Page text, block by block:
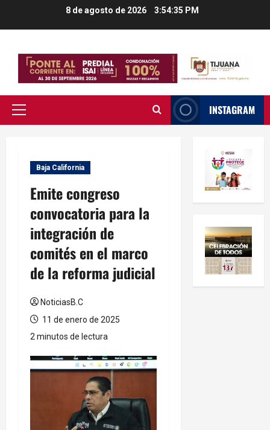
8 de agosto de 2026 3:54:36 PM
Menú
INSTAGRAM
Baja California
Emite congreso
convocatoria para la
integración de
comités en el marco
de la reforma judicial
NoticiasB.C
11 de enero de 2025
2 minutos de lectura